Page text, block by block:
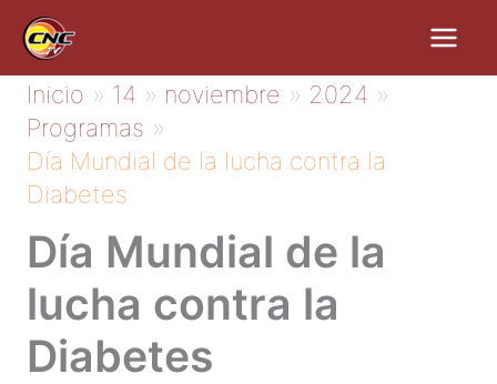
contenido
Inicio 14 noviembre
2024
Programas
Día Mundial de la lucha contra la
Diabetes
Día Mundial de la
lucha contra la
Diabetes